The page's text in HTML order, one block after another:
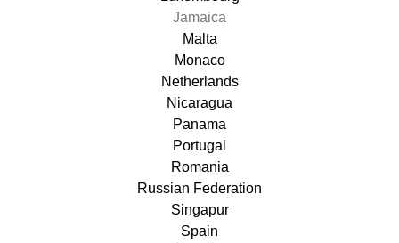
Jamaica
Malta
Monaco
Netherlands
Nicaragua
Panama
Portugal
Romania
Russian Federation
Singapur
Spain